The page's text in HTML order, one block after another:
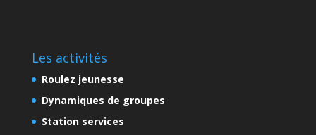
Les activités
Roulez jeunesse
Dynamiques de groupes
Station services